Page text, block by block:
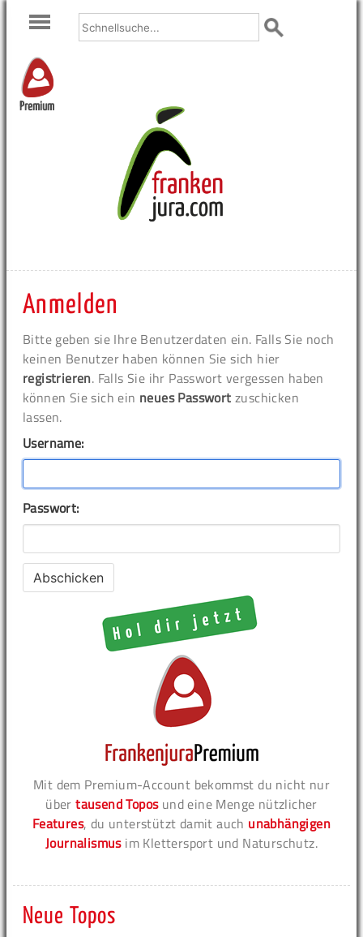
Premium
Anmelden
Bitte geben sie Ihre Benutzerdaten ein. Falls Sie noch
keinen Benutzer haben können Sie sich hier
registrieren. Falls Sie ihr Passwort vergessen haben
können Sie sich ein neues Passwort zuschicken
lassen.
Username:
Passwort:
Mit dem Premium-Account bekommst du nicht nur
übertausend Toposund eine Menge nützlicher
Features, du unterstützt damit auch unabhängigen
Journalismusim Klettersport und Naturschutz.
Neue Topos